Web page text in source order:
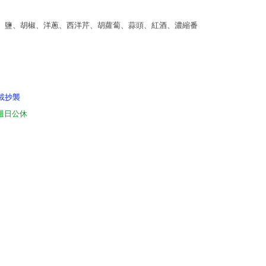
、胡椒、洋蔥、西洋芹、胡蘿蔔、蒜頭、紅酒、濃縮番
抄襲
日公休